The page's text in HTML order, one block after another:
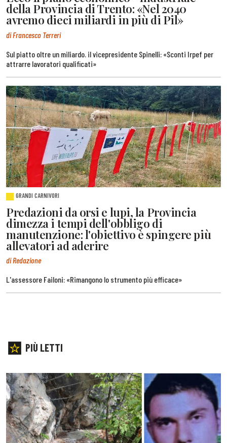
della Provincia di Trento: «Nel 2040
avremo dieci miliardi in più di Pil»
di Francesco Terreri
Sul piatto oltre un miliardo. il vicepresidente Spinelli: «Sconti Irpef per
attrarre lavoratori qualificati»
GRANDI CARNIVORI
Predazioni da orsi e lupi, la Provincia
dimezza i tempi dell'obbligo di
manutenzione: l'obiettivo è spingere più
allevatori ad aderire
di Redazione
L'assessore Failoni: «Rimangono lo strumento più efficace»
PIÙ LETTI